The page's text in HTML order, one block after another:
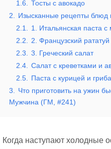
1.6.
Тосты с авокадо
2.
Изысканные рецепты блюд
2.1.
1. Итальянская паста
2.2.
2. Французский рататуй
2.3.
3. Греческий салат
2.4.
Салат с креветками и
2.5.
Паста с курицей и
3.
Что приготовить на ужин
Мужчина (ГМ, #241)
Когда наступают холодные